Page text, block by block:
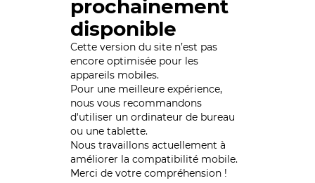
prochainement
disponible
Cette version du site n’est pas
encore optimisée pour les
appareils mobiles.
Pour une meilleure expérience,
nous vous recommandons
d'utiliser un ordinateur de bureau
ou une tablette.
Nous travaillons actuellement à
améliorer la compatibilité mobile.
Merci de votre compréhension !